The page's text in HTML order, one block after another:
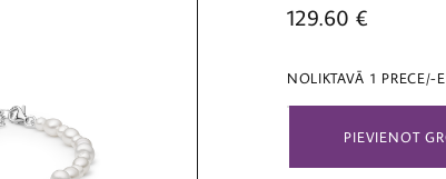
129.60 €
NOLIKTAVĀ 1 PRECE/-
PIEVIENOT